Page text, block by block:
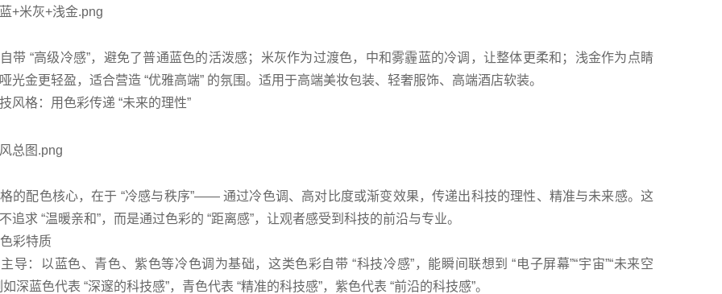
带 “高级冷感”，避免了普通蓝色的活泼感；米灰作为过渡色，中和雾霾蓝的冷调，让整体更柔和；浅金作为点睛
光金更轻盈，适合营造 “优雅高端” 的氛围。适用于高端美妆包装、轻奢服饰、高端酒店软装。
风格：用色彩传递 “未来的理性”
的配色核心，在于 “冷感与秩序”—— 通过冷色调、高对比度或渐变效果，传递出科技的理性、精准与未来感。这
追求 “温暖亲和”，而是通过色彩的 “距离感”，让观者感受到科技的前沿与专业。
彩特质
导：以蓝色、青色、紫色等冷色调为基础，这类色彩自带 “科技冷感”，能瞬间联想到 “电子屏幕”“宇宙”“未来空
如深蓝色代表 “深邃的科技感”，青色代表 “精准的科技感”，紫色代表 “前沿的科技感”。